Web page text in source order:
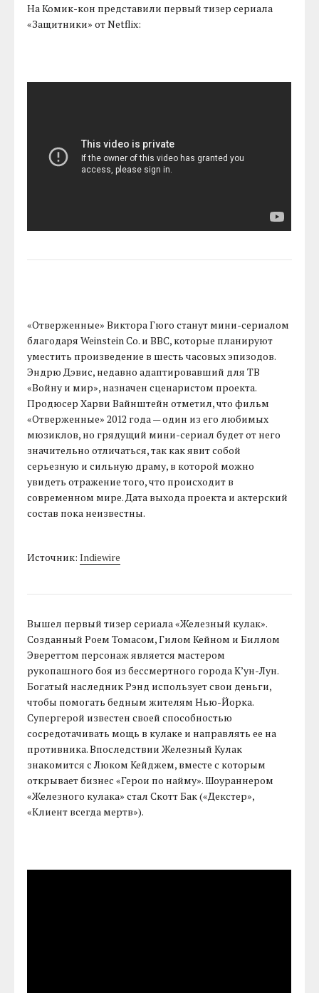
На Комик-кон представили первый тизер сериала
«Защитники» от Netflix:
«Отверженные» Виктора Гюго станут мини-сериалом
благодаря Weinstein Co. и BBC, которые планируют
уместить произведение в шесть часовых эпизодов.
Эндрю Дэвис, недавно адаптировавший для ТВ
«Войну и мир», назначен сценаристом проекта.
Продюсер Харви Вайнштейн отметил, что фильм
«Отверженные» 2012 года — один из его любимых
мюзиклов, но грядущий мини-сериал будет от него
значительно отличаться, так как явит собой
серьезную и сильную драму, в которой можно
увидеть отражение того, что происходит в
современном мире. Дата выхода проекта и актерский
состав пока неизвестны.
Источник:Indiewire
Вышел первый тизер сериала «Железный кулак».
Созданный Роем Томасом, Гилом Кейном и Биллом
Эвереттом персонаж является мастером
рукопашного боя из бессмертного города К’ун-Лун.
Богатый наследник Рэнд использует свои деньги,
чтобы помогать бедным жителям Нью-Йорка.
Супергерой известен своей способностью
сосредотачивать мощь в кулаке и направлять ее на
противника. Впоследствии Железный Кулак
знакомится с Люком Кейджем, вместе с которым
открывает бизнес «Герои по найму». Шоураннером
«Железного кулака» стал Скотт Бак («Декстер»,
«Клиент всегда мертв»).